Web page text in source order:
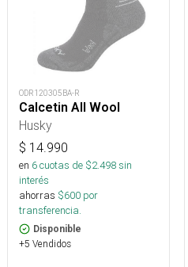
ODR120305BA-R
Calcetin All Wool
Husky
$ 14.990
en 6cuotas de $2.498sin
interés
ahorras $600 por
transferencia.
Disponible
+5 Vendidos